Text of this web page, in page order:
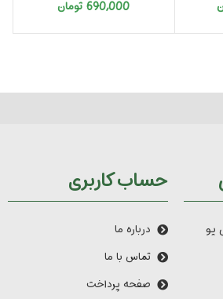
690,000 تومان
حساب کاربری
درباره ما
تماس با ما
صفحه پرداخت